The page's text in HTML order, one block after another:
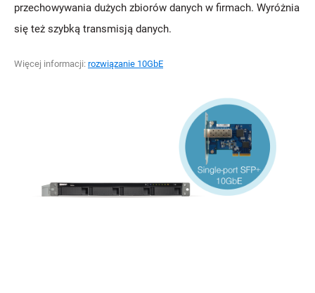
przechowywania dużych zbiorów danych w firmach. Wyróżnia
się też szybką transmisją danych.
Więcej informacji: rozwiązanie 10GbE